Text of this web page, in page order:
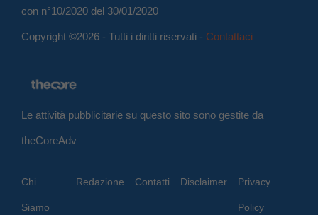
con n°10/2020 del 30/01/2020
Copyright ©2026 - Tutti i diritti riservati - Contattaci
Le attività pubblicitarie su questo sito sono gestite da
theCoreAdv
Chi
Siamo
Redazione Contatti Disclaimer Privacy
Policy